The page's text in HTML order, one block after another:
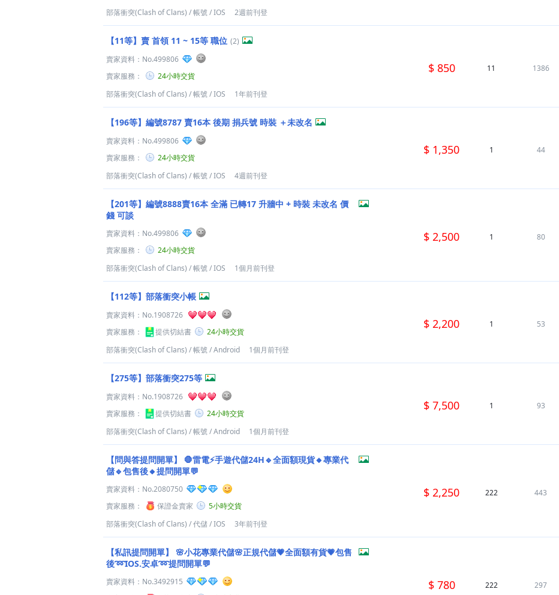
部落衝突(Clash of Clans) /帳號/IOS 2週前刊登
【11等】賣 首領 11 ~ 15等 職位 (2)
賣家資料： No.499806
賣家服務：
24小時交貨
部落衝突(Clash of Clans) /帳號/IOS 1年前刊登
$ 850 11 1386
【196等】編號8787 賣16本 後期 捐兵號 時裝 ＋未改名
賣家資料： No.499806
賣家服務：
24小時交貨
部落衝突(Clash of Clans) /帳號/IOS 4週前刊登
$ 1,350 1 44
【201等】編號8888賣16本 全滿 已轉17 升牆中 + 時裝 未改名 價
錢 可談
賣家資料： No.499806
賣家服務：
24小時交貨
部落衝突(Clash of Clans) /帳號/IOS 1個月前刊登
$ 2,500 1 80
【112等】部落衝突小帳
賣家資料： No.1908726
賣家服務：
提供切結書
24小時交貨
部落衝突(Clash of Clans) /帳號/Android 1個月前刊登
$ 2,200 1 53
【275等】部落衝突275等
賣家資料： No.1908726
賣家服務：
提供切結書
24小時交貨
部落衝突(Clash of Clans) /帳號/Android 1個月前刊登
$ 7,500 1 93
【問與答提問開單】
🛑雷電⚡️手遊代儲24H🔹全面額現貨🔸專業代
儲🔹包售後🔸提問開單💬
賣家資料： No.2080750
賣家服務：
保證金賣家
5小時交貨
部落衝突(Clash of Clans) /代儲/IOS 3年前刊登
$ 2,250 222 443
【私訊提問開單】
🌸小花專業代儲🌸正規代儲💗全面額有貨💗包售
後➿IOS.安卓➿提問開單💬
賣家資料： No.3492915
$ 780 222 297